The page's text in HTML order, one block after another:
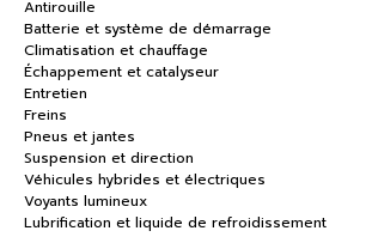
Antirouille
Batterie et système de démarrage
Climatisation et chauffage
Échappement et catalyseur
Entretien
Freins
Pneus et jantes
Suspension et direction
Véhicules hybrides et électriques
Voyants lumineux
Lubrification et liquide de refroidissement